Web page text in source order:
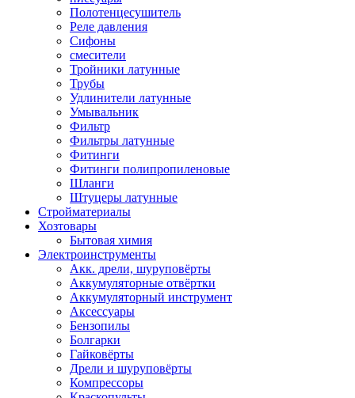
Полотенцесушитель
Реле давления
Сифоны
смесители
Тройники латунные
Трубы
Удлинители латунные
Умывальник
Фильтр
Фильтры латунные
Фитинги
Фитинги полипропиленовые
Шланги
Штуцеры латунные
Стройматериалы
Хозтовары
Бытовая химия
Электроинструменты
Акк. дрели, шуруповёрты
Аккумуляторные отвёртки
Аккумуляторный инструмент
Аксессуары
Бензопилы
Болгарки
Гайковёрты
Дрели и шуруповёрты
Компрессоры